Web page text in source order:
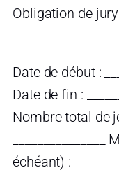
Obligation de
Date de début :
Date de fin :
Nombre total de
échéant) :